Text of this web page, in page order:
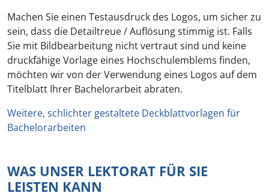
Machen Sie einen Testausdruck des Logos, um sicher zu
sein, dass die Detailtreue / Auflösung stimmig ist. Falls
Sie mit Bildbearbeitung nicht vertraut sind und keine
druckfähige Vorlage eines Hochschulemblems finden,
möchten wir von der Verwendung eines Logos auf dem
Titelblatt Ihrer Bachelorarbeit abraten.
Weitere, schlichter gestaltete Deckblattvorlagen für
Bachelorarbeiten
WAS UNSER LEKTORAT FÜR SIE
LEISTEN KANN